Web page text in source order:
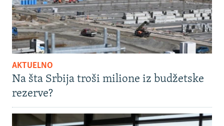
AKTUELNO
Na šta Srbija troši milione iz budžetske
rezerve?